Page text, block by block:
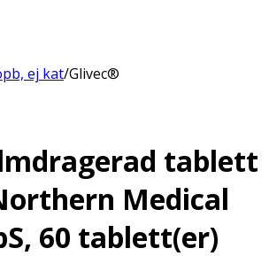
ej kat/Glivec®
tablett
Medical
60 tablett(er)